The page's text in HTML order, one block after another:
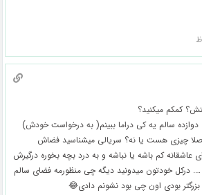
کمکم میکنید؟
سالم یه کی دراما ببینم( به درخواست خودش)
چیزی هست یا نه؟ سریالی میشناسید فضاش
کم باشه یا نباشه و به درد بچه بخوره درگیرش
درکل خودتون میدونید دیگه چی منظورمه فضای سالم